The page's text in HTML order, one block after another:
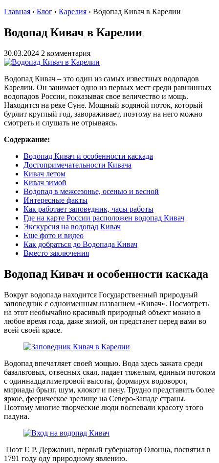
Главная › Блог › Карелия › Водопад Кивач в Карелии
Водопад Кивач в Карелии
30.03.2024 2 комментария
Водопад Кивач – это один из самых известных водопадов
Карелии. Он занимает одно из первых мест среди равнинных
водопадов России, показывая свое величество и мощь.
Находится на реке Суне. Мощный водяной поток, который
бурлит круглый год, завораживает, поэтому на него можно
смотреть и слушать не отрываясь.
Содержание:
Водопад Кивач и особенности каскада
Достопримечательности Кивача
Кивач летом
Кивач зимой
Водопад в межсезонье, осенью и весной
Интересные факты
Как работает заповедник, часы работы
Где на карте России расположен водопад Кивач
Экскурсия на водопад Кивач
Еще фото и видео
Как добраться до Водопада Кивач
Вместо заключения
Водопад Кивач и особенности каскада
Вокруг водопада находится Государственный природный
заповедник с одноименным названием «Кивач». Посмотреть
на этот необычайно красивый природный объект можно в
любое время года, даже зимой, он предстанет перед вами во
всей своей красе.
Водопад впечатляет своей мощью. Вода здесь зажата среди
базальтовых, отвесных скал, падает тяжелым, единым потоком
с одиннадцатиметровой высоты, формируя водоворот,
мириады брызг, шум, клокот и пену. Трудно представить более
яркое, феерическое зрелище на Северо-Западе страны.
Поэтому многие творческие люди воспевали красоту этого
падуна.
Поэт Г. Р. Державин, первый губернатор Олонца, посвятил в
1791 году оду природному явлению.